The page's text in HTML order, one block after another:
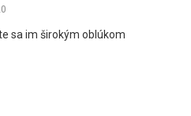
sa im širokým oblúkom